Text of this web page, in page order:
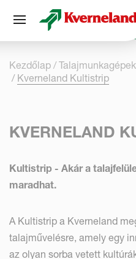
Kezdőlap Talajmunkagépek
Kverneland Kultistrip
KVERNELAND
Kultistrip - Akár a
maradhat.
A Kultistrip a Kverneland
talajművelésre, amely egy
az olyan sorba vetett
Süti preferenciák